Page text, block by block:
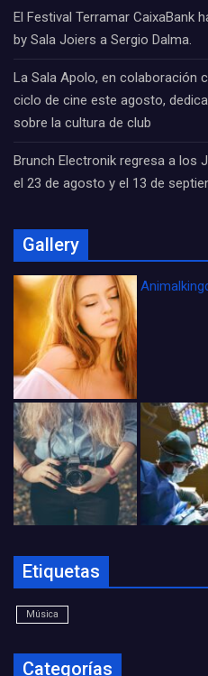
El Festival Terramar CaixaBank
by Sala Joiers a Sergio Dalma.
La Sala Apolo, en colaboración
ciclo de cine este agosto,
sobre la cultura de club
Brunch Electronik regresa a los
el 23 de agosto y el 13 de
Gallery
Etiquetas
Música
Categorías